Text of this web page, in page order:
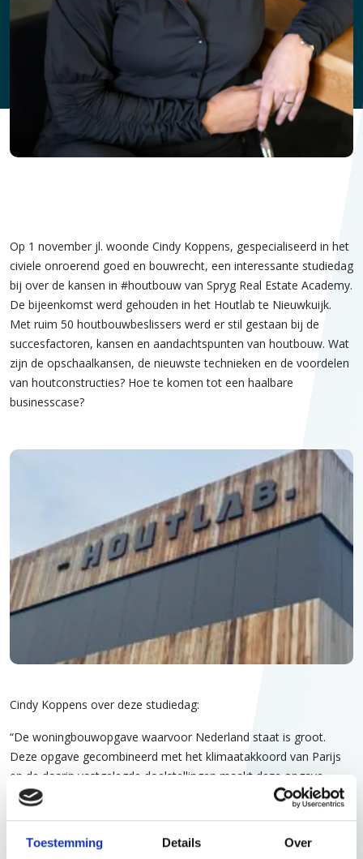
Toestemming Details Over
Op 1 november jl. woonde Cindy Koppens, gespecialiseerd in het
civiele onroerend goed en bouwrecht, een interessante studiedag
bij over de kansen in #houtbouw van Spryg Real Estate Academy.
De bijeenkomst werd gehouden in het Houtlab te Nieuwkuijk.
Met ruim 50 houtbouwbeslissers werd er stil gestaan bij de
succesfactoren, kansen en aandachtspunten van houtbouw. Wat
zijn de opschaalkansen, de nieuwste technieken en de voordelen
van houtconstructies? Hoe te komen tot een haalbare
businesscase?
Cindy Koppens over deze studiedag:
“De woningbouwopgave waarvoor Nederland staat is groot.
Deze opgave gecombineerd met het klimaatakkoord van Parijs
en de daarin vastgelegde doelstellingen maakt deze opgave
alleen nog maar uitdagender. Mijn afdronk van deze dag is dat
kunnen bijdragen aan het reduceren van de uitstoot van stikstof
en CO2. Er is echter nog veel werk aan de winkel op juridisch vlak.